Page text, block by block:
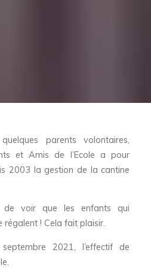
parents volontaires,
et Amis de l’Ecole a pour
2003 la gestion de la cantine
de voir que les enfants qui
régalent ! Cela fait plaisir.
2021, l’effectif de